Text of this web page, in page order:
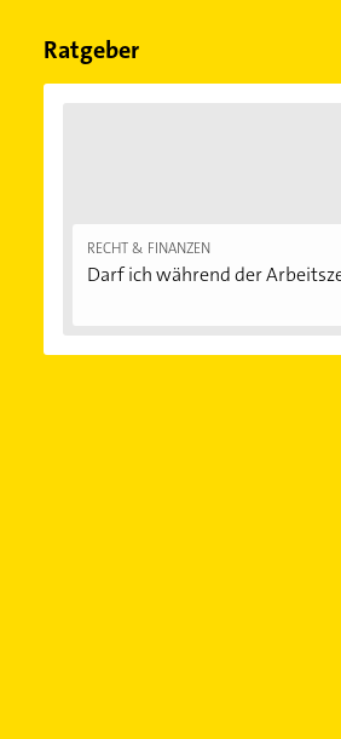
Ratgeber
RECHT & FINANZEN
Darf ich während der